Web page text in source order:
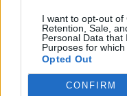
I want to opt-out of
Retention, Sale,
Personal Data that
Purposes for which
Opted Out
CONFIRM
vágni a
két
Dávid a